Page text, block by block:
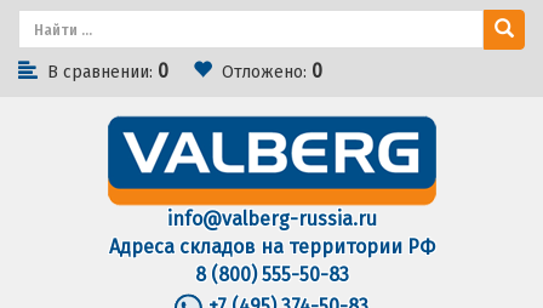
В сравнении: 0 Отложено: 0
info@valberg-russia.ru
Адреса складов на территории РФ
8 (800) 555-50-83